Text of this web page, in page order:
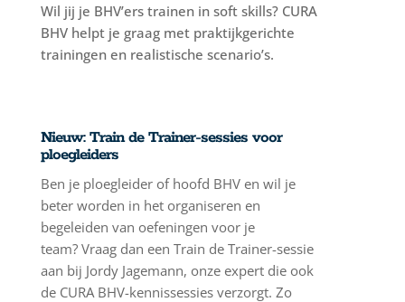
Wil jij je BHV’ers trainen in soft skills? CURA
BHV helpt je graag met praktijkgerichte
trainingen en realistische scenario’s.
Nieuw: Train de Trainer-sessies voor
ploegleiders
Ben je ploegleider of hoofd BHV en wil je
beter worden in het organiseren en
begeleiden van oefeningen voor je
team? Vraag dan een Train de Trainer-sessie
aan bij Jordy Jagemann, onze expert die ook
de CURA BHV-kennissessies verzorgt. Zo